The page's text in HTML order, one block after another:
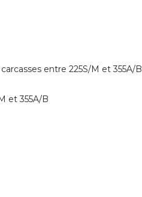
entre 225S/M et 355A/B
et 355A/B